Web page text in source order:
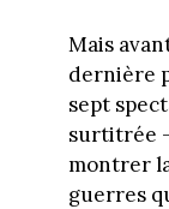
Mais
dernière
sept
surtitrée
montrer
guerres